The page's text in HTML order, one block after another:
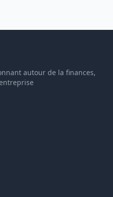
autour de la finances,